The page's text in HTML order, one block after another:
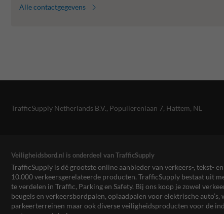
Alle contactgegevens
TrafficSupply Netherlands B.V., Populierenlaan 7, Hattem, NL
Veiligheidsbord.nl is onderdeel van TrafficSupply
TrafficSupply is dé grootste online aanbieder van verkeers-, tekst-
10.000 verkeersgerelateerde producten. TrafficSupply bestaat uit
te verdelen in Traffic, Parking en Safety. Bij ons koop je zowel
beugels en verkeersbordpalen, oplaadpalen voor elektrische
parkeerterreinen maar ook diverse veiligheidsproducten voor de